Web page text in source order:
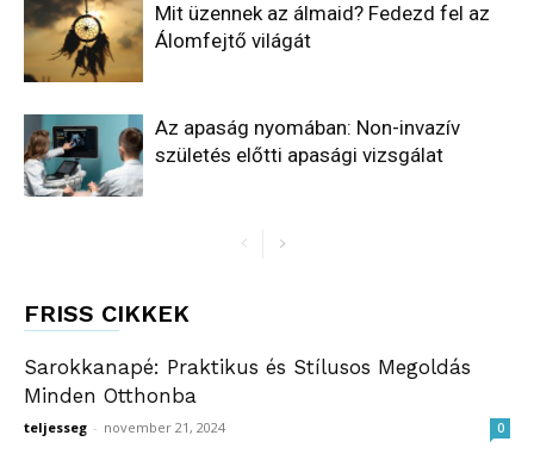
Mit üzennek az álmaid? Fedezd fel az
Álomfejtő világát
Az apaság nyomában: Non-invazív
születés előtti apasági vizsgálat
FRISS CIKKEK
Sarokkanapé: Praktikus és Stílusos Megoldás
Minden Otthonba
teljesseg - november 21, 2024 0